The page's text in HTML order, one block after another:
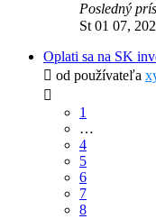
Posledný
St 01 07,
Oplati sa na SK
od používateľa
1
…
4
5
6
7
8